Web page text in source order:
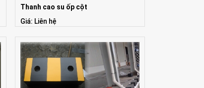
Thanh cao su ốp cột
Giá: Liên hệ